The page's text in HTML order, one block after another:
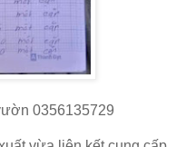
0356135729